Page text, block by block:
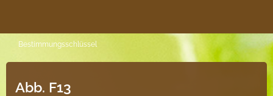
Bestimmungsschlüssel
Abb. F13